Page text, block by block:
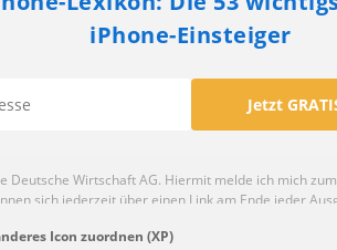
Icon zuordnen (XP)